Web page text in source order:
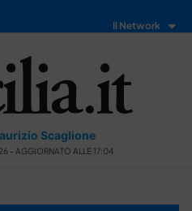
Il Network
Scaglione
- AGGIORNATO ALLE 17:04